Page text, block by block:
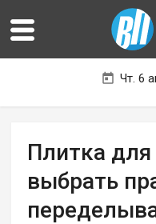
Чт. 6
Плитка
выбрать